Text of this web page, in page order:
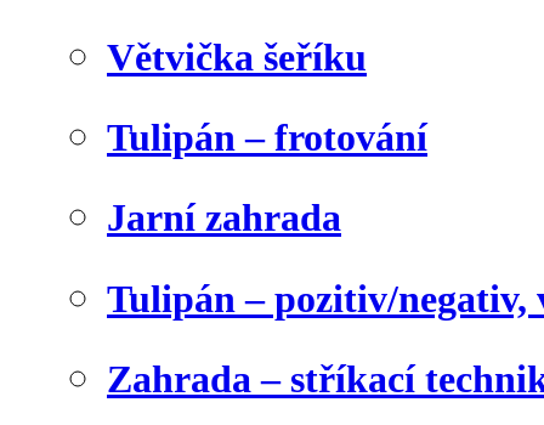
Větvička šeříku
Tulipán – frotování
Jarní zahrada
Tulipán – pozitiv/negativ,
Zahrada – stříkací